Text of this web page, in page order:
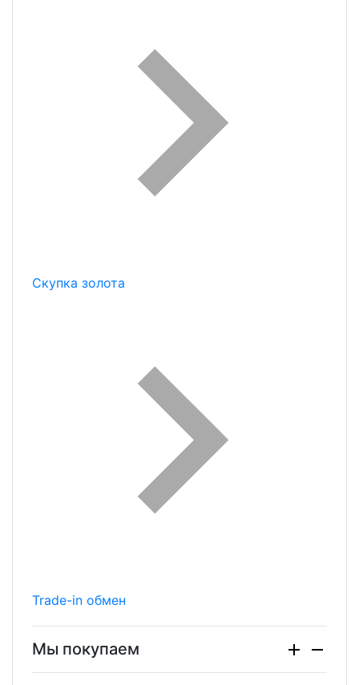
Скупка золота
Trade-in обмен
Мы покупаем